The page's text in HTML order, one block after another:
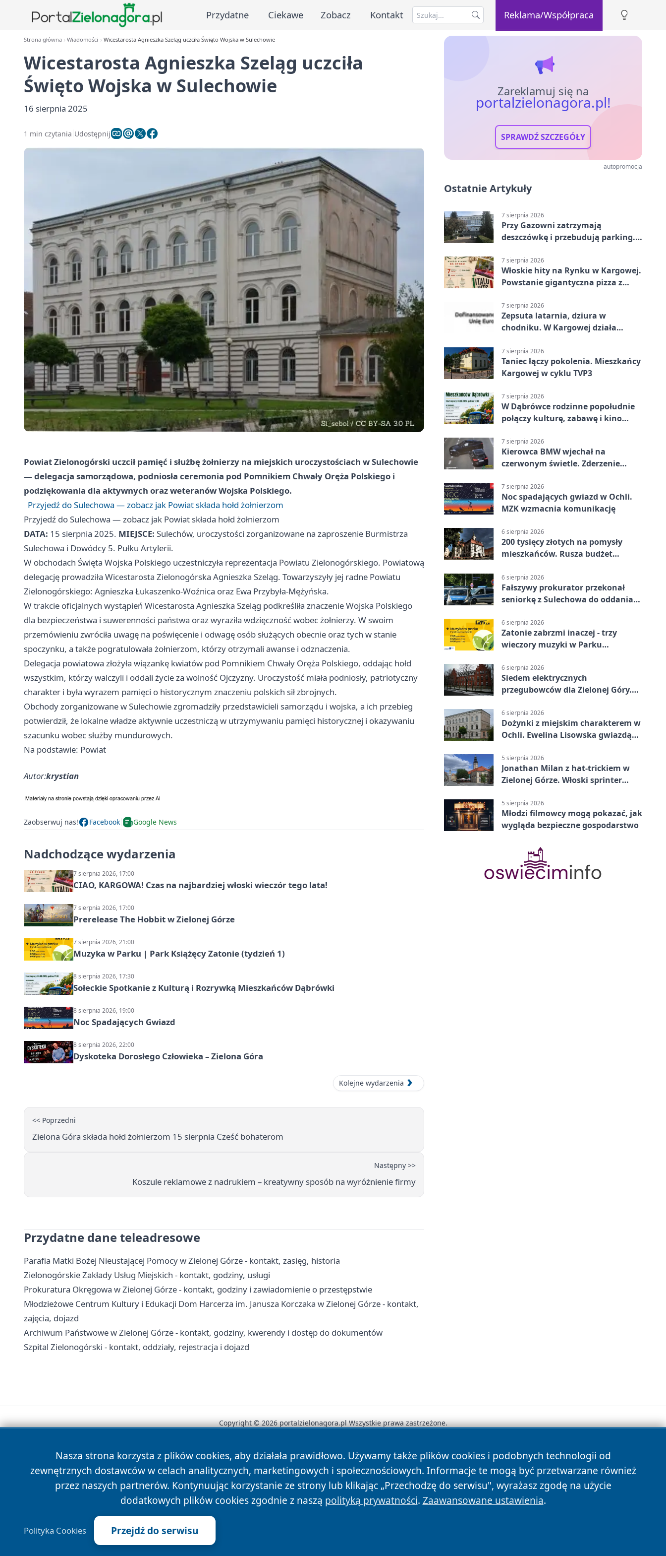
Przydatne Ciekawe Zobacz Kontakt Reklama/Współpraca
Strona główna Wiadomości Wicestarosta Agnieszka Szeląg uczciła Święto Wojska w Sulechowie
Wicestarosta Agnieszka Szeląg uczciła
Święto Wojska w Sulechowie
16 sierpnia 2025
1 min czytania Udostępnij
Powiat Zielonogórski uczcił pamięć i służbę żołnierzy na miejskich uroczystościach w Sulechowie
— delegacja samorządowa, podniosła ceremonia pod Pomnikiem Chwały Oręża Polskiego i
podziękowania dla aktywnych oraz weteranów Wojska Polskiego.
Przyjedź do Sulechowa — zobacz jak Powiat składa hołd żołnierzom
Przyjedź do Sulechowa — zobacz jak Powiat składa hołd żołnierzom
DATA: 15 sierpnia 2025. MIEJSCE: Sulechów, uroczystości zorganizowane na zaproszenie Burmistrza
Sulechowa i Dowódcy 5. Pułku Artylerii.
W obchodach Święta Wojska Polskiego uczestniczyła reprezentacja Powiatu Zielonogórskiego. Powiatową
delegację prowadziła Wicestarosta Zielonogórska Agnieszka Szeląg. Towarzyszyły jej radne Powiatu
Zielonogórskiego: Agnieszka Łukaszenko-Woźnica oraz Ewa Przybyła-Mężyńska.
W trakcie oficjalnych wystąpień Wicestarosta Agnieszka Szeląg podkreśliła znaczenie Wojska Polskiego
dla bezpieczeństwa i suwerenności państwa oraz wyraziła wdzięczność wobec żołnierzy. W swoim
przemówieniu zwróciła uwagę na poświęcenie i odwagę osób służących obecnie oraz tych w stanie
spoczynku, a także pogratulowała żołnierzom, którzy otrzymali awanse i odznaczenia.
Delegacja powiatowa złożyła wiązankę kwiatów pod Pomnikiem Chwały Oręża Polskiego, oddając hołd
wszystkim, którzy walczyli i oddali życie za wolność Ojczyzny. Uroczystość miała podniosły, patriotyczny
charakter i była wyrazem pamięci o historycznym znaczeniu polskich sił zbrojnych.
Obchody zorganizowane w Sulechowie zgromadziły przedstawicieli samorządu i wojska, a ich przebieg
potwierdził, że lokalne władze aktywnie uczestniczą w utrzymywaniu pamięci historycznej i okazywaniu
szacunku wobec służby mundurowych.
Na podstawie: Powiat
Autor:krystian
Zaobserwuj nas! Facebook Google News
Nadchodzące wydarzenia
7 sierpnia 2026, 17:00
CIAO, KARGOWA! Czas na najbardziej włoski wieczór tego lata!
7 sierpnia 2026, 17:00
Prerelease The Hobbit w Zielonej Górze
7 sierpnia 2026, 21:00
Muzyka w Parku | Park Książęcy Zatonie (tydzień 1)
8 sierpnia 2026, 17:30
Sołeckie Spotkanie z Kulturą i Rozrywką Mieszkańców Dąbrówki
8 sierpnia 2026, 19:00
Noc Spadających Gwiazd
8 sierpnia 2026, 22:00
Dyskoteka Dorosłego Człowieka – Zielona Góra
Kolejne wydarzenia
<< Poprzedni
Zielona Góra składa hołd żołnierzom 15 sierpnia Cześć bohaterom
Następny >>
Koszule reklamowe z nadrukiem – kreatywny sposób na wyróżnienie firmy
Przydatne dane teleadresowe
Parafia Matki Bożej Nieustającej Pomocy w Zielonej Górze - kontakt, zasięg, historia
Zielonogórskie Zakłady Usług Miejskich - kontakt, godziny, usługi
Prokuratura Okręgowa w Zielonej Górze - kontakt, godziny i zawiadomienie o przestępstwie
Młodzieżowe Centrum Kultury i Edukacji Dom Harcerza im. Janusza Korczaka w Zielonej Górze - kontakt,
zajęcia, dojazd
Archiwum Państwowe w Zielonej Górze - kontakt, godziny, kwerendy i dostęp do dokumentów
Szpital Zielonogórski - kontakt, oddziały, rejestracja i dojazd
Zareklamuj się na
portalzielonagora.pl!
SPRAWDŹ SZCZEGÓŁY
autopromocja
Ostatnie Artykuły
7 sierpnia 2026
Przy Gazowni zatrzymają
deszczówkę i przebudują parking.
7 sierpnia 2026
Włoskie hity na Rynku w Kargowej.
Powstanie gigantyczna pizza z
7 sierpnia 2026
Zepsuta latarnia, dziura w
chodniku. W Kargowej działa
7 sierpnia 2026
Taniec łączy pokolenia. Mieszkańcy
Kargowej w cyklu TVP3
7 sierpnia 2026
W Dąbrówce rodzinne popołudnie
połączy kulturę, zabawę i kino
7 sierpnia 2026
Kierowca BMW wjechał na
czerwonym świetle. Zderzenie
7 sierpnia 2026
Noc spadających gwiazd w Ochli.
MZK wzmacnia komunikację
6 sierpnia 2026
200 tysięcy złotych na pomysły
mieszkańców. Rusza budżet
6 sierpnia 2026
Fałszywy prokurator przekonał
seniorkę z Sulechowa do oddania
6 sierpnia 2026
Zatonie zabrzmi inaczej - trzy
wieczory muzyki w Parku
6 sierpnia 2026
Siedem elektrycznych
przegubowców dla Zielonej Góry.
6 sierpnia 2026
Dożynki z miejskim charakterem w
Ochli. Ewelina Lisowska gwiazdą
5 sierpnia 2026
Jonathan Milan z hat-trickiem w
Zielonej Górze. Włoski sprinter
5 sierpnia 2026
Młodzi filmowcy mogą pokazać, jak
wygląda bezpieczne gospodarstwo
Nasza strona korzysta z plików cookies, aby działała prawidłowo. Używamy także plików cookies i podobnych technologii od
zewnętrznych dostawców w celach analitycznych, marketingowych i społecznościowych. Informacje te mogą być przetwarzane również
przez naszych partnerów. Kontynuując korzystanie ze strony lub klikając „Przechodzę do serwisu", wyrażasz zgodę na użycie
dodatkowych plików cookies zgodnie z naszą polityką prywatności. Zaawansowane ustawienia.
Polityka Cookies Przejdź do serwisu
Copyright © 2026 portalzielonagora.pl Wszystkie prawa zastrzeżone.
News Autorzy Polityka Prywatności Polityka Cookies